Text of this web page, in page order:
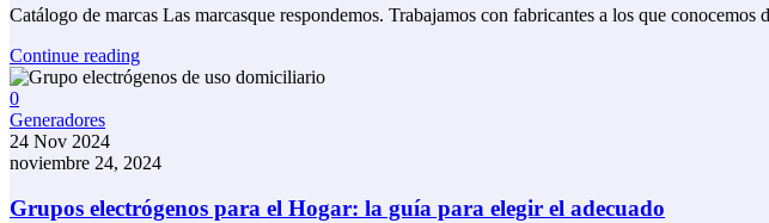
Catálogo de marcas Las marcasque respondemos. Trabajamos con fabricantes a los que conocemos
Continue reading
0
Generadores
24 Nov 2024
noviembre 24, 2024
Grupos electrógenos para el Hogar: la guía para elegir el adecuado